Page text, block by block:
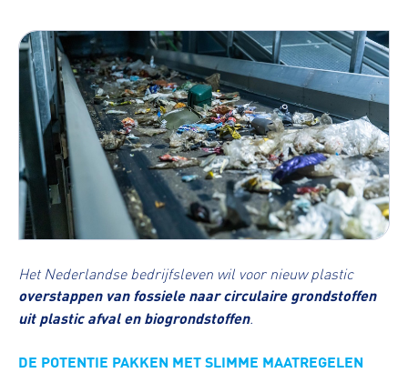
Het Nederlandse bedrijfsleven wil voor nieuw plastic
overstappen van fossiele naar circulaire grondstoffen
uit plastic afval en biogrondstoffen.
DE POTENTIE PAKKEN MET SLIMME MAATREGELEN